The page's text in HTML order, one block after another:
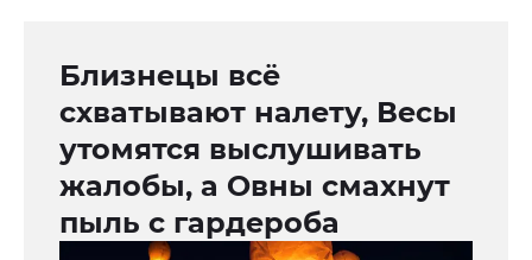
Близнецы всё
схватывают налету, Весы
утомятся выслушивать
жалобы, а Овны смахнут
пыль с гардероба